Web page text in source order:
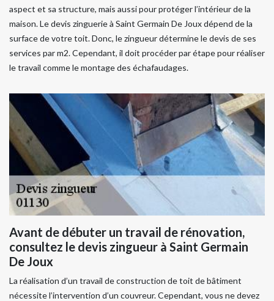
aspect et sa structure, mais aussi pour protéger l’intérieur de la
maison. Le devis zinguerie à Saint Germain De Joux dépend de la
surface de votre toit. Donc, le zingueur détermine le devis de ses
services par m2. Cependant, il doit procéder par étape pour réaliser
le travail comme le montage des échafaudages.
Avant de débuter un travail de rénovation,
consultez le devis zingueur à Saint Germain
De Joux
La réalisation d’un travail de construction de toit de bâtiment
nécessite l’intervention d’un couvreur. Cependant, vous ne devez